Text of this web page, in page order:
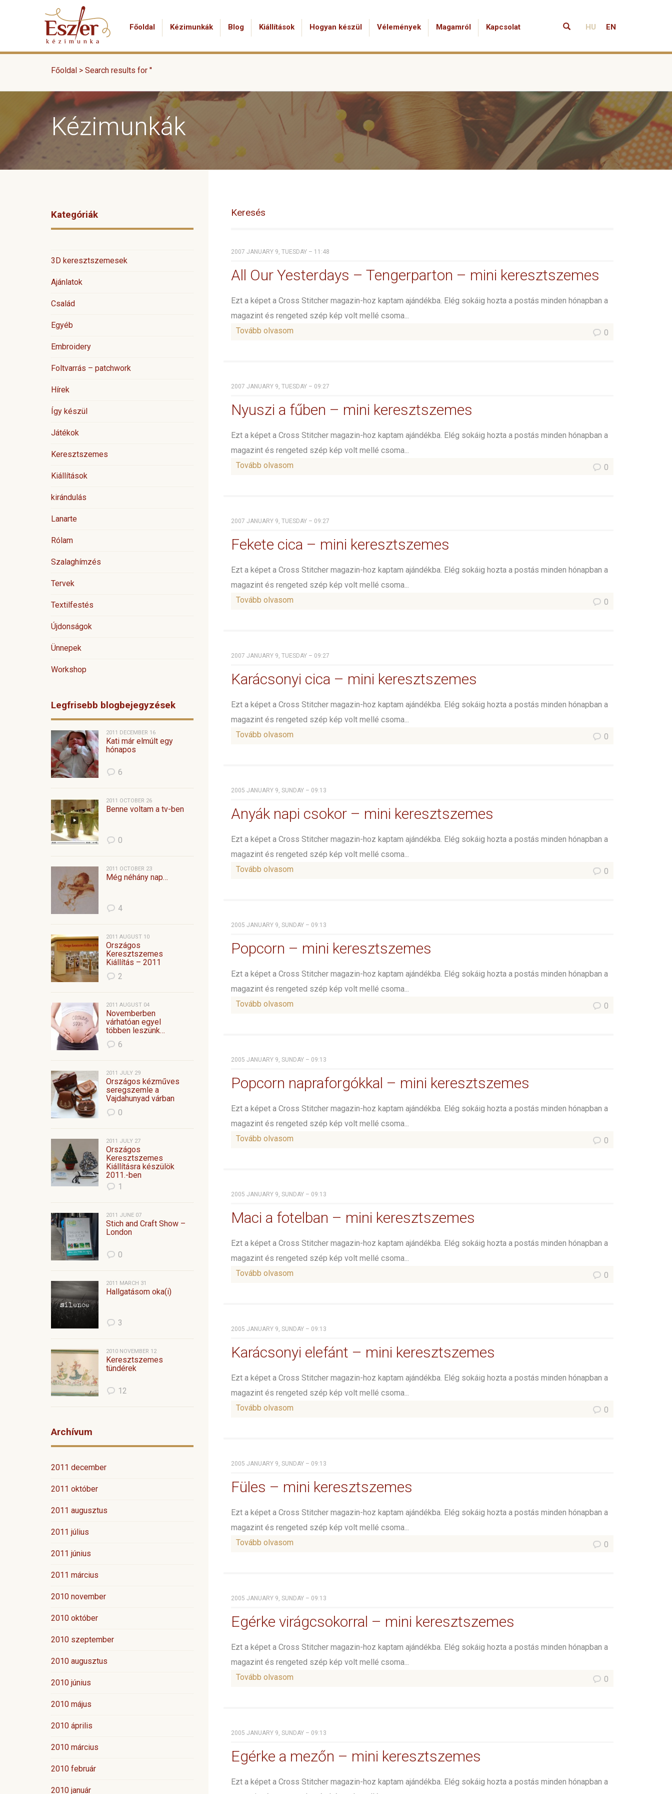
Főoldal Kézimunkák Blog Kiállítások Hogyan készül Vélemények Magamról Kapcsolat HU EN
Főoldal > Search results for ''
Kézimunkák
Kategóriák
3D keresztszemesek
Ajánlatok
Család
Egyéb
Embroidery
Foltvarrás – patchwork
Hírek
Így készül
Játékok
Keresztszemes
Kiállítások
kirándulás
Lanarte
Rólam
Szalaghímzés
Tervek
Textilfestés
Újdonságok
Ünnepek
Workshop
Legfrisebb blogbejegyzések
2011 DECEMBER 16
Kati már elmúlt egy
hónapos
6
2011 OCTOBER 26
Benne voltam a tv-ben
0
2011 OCTOBER 23
Még néhány nap…
4
2011 AUGUST 10
Országos
Keresztszemes
Kiállítás – 2011
2
2011 AUGUST 04
Novemberben
várhatóan egyel
többen leszünk…
6
2011 JULY 29
Országos kézműves
seregszemle a
Vajdahunyad várban
0
2011 JULY 27
Országos
Keresztszemes
Kiállításra készülök
2011.-ben
1
2011 JUNE 07
Stich and Craft Show –
London
0
2011 MARCH 31
Hallgatásom oka(i)
3
2010 NOVEMBER 12
Keresztszemes
tündérek
12
Archívum
2011 december
2011 október
2011 augusztus
2011 július
2011 június
2011 március
2010 november
2010 október
2010 szeptember
2010 augusztus
2010 június
2010 május
2010 április
2010 március
2010 február
2010 január
Keresés
2007 JANUARY 9, TUESDAY – 11:48
All Our Yesterdays – Tengerparton – mini keresztszemes
Ezt a képet a Cross Stitcher magazin-hoz kaptam ajándékba. Elég sokáig hozta a postás minden hónapban a
magazint és rengeted szép kép volt mellé csoma...
Tovább olvasom
0
2007 JANUARY 9, TUESDAY – 09:27
Nyuszi a fűben – mini keresztszemes
Ezt a képet a Cross Stitcher magazin-hoz kaptam ajándékba. Elég sokáig hozta a postás minden hónapban a
magazint és rengeted szép kép volt mellé csoma...
Tovább olvasom
0
2007 JANUARY 9, TUESDAY – 09:27
Fekete cica – mini keresztszemes
Ezt a képet a Cross Stitcher magazin-hoz kaptam ajándékba. Elég sokáig hozta a postás minden hónapban a
magazint és rengeted szép kép volt mellé csoma...
Tovább olvasom
0
2007 JANUARY 9, TUESDAY – 09:27
Karácsonyi cica – mini keresztszemes
Ezt a képet a Cross Stitcher magazin-hoz kaptam ajándékba. Elég sokáig hozta a postás minden hónapban a
magazint és rengeted szép kép volt mellé csoma...
Tovább olvasom
0
2005 JANUARY 9, SUNDAY – 09:13
Anyák napi csokor – mini keresztszemes
Ezt a képet a Cross Stitcher magazin-hoz kaptam ajándékba. Elég sokáig hozta a postás minden hónapban a
magazint és rengeted szép kép volt mellé csoma...
Tovább olvasom
0
2005 JANUARY 9, SUNDAY – 09:13
Popcorn – mini keresztszemes
Ezt a képet a Cross Stitcher magazin-hoz kaptam ajándékba. Elég sokáig hozta a postás minden hónapban a
magazint és rengeted szép kép volt mellé csoma...
Tovább olvasom
0
2005 JANUARY 9, SUNDAY – 09:13
Popcorn napraforgókkal – mini keresztszemes
Ezt a képet a Cross Stitcher magazin-hoz kaptam ajándékba. Elég sokáig hozta a postás minden hónapban a
magazint és rengeted szép kép volt mellé csoma...
Tovább olvasom
0
2005 JANUARY 9, SUNDAY – 09:13
Maci a fotelban – mini keresztszemes
Ezt a képet a Cross Stitcher magazin-hoz kaptam ajándékba. Elég sokáig hozta a postás minden hónapban a
magazint és rengeted szép kép volt mellé csoma...
Tovább olvasom
0
2005 JANUARY 9, SUNDAY – 09:13
Karácsonyi elefánt – mini keresztszemes
Ezt a képet a Cross Stitcher magazin-hoz kaptam ajándékba. Elég sokáig hozta a postás minden hónapban a
magazint és rengeted szép kép volt mellé csoma...
Tovább olvasom
0
2005 JANUARY 9, SUNDAY – 09:13
Füles – mini keresztszemes
Ezt a képet a Cross Stitcher magazin-hoz kaptam ajándékba. Elég sokáig hozta a postás minden hónapban a
magazint és rengeted szép kép volt mellé csoma...
Tovább olvasom
0
2005 JANUARY 9, SUNDAY – 09:13
Egérke virágcsokorral – mini keresztszemes
Ezt a képet a Cross Stitcher magazin-hoz kaptam ajándékba. Elég sokáig hozta a postás minden hónapban a
magazint és rengeted szép kép volt mellé csoma...
Tovább olvasom
0
2005 JANUARY 9, SUNDAY – 09:13
Egérke a mezőn – mini keresztszemes
Ezt a képet a Cross Stitcher magazin-hoz kaptam ajándékba. Elég sokáig hozta a postás minden hónapban a